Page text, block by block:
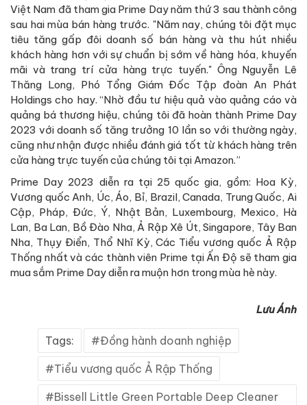
Việt Nam đã tham gia Prime Day năm thứ 3 sau thành công
sau hai mùa bán hàng trước. "Năm nay, chúng tôi đặt mục
tiêu tăng gấp đôi doanh số bán hàng và thu hút nhiều
khách hàng hơn với sự chuẩn bị sớm về hàng hóa, khuyến
mãi và trang trí cửa hàng trực tuyến." Ông Nguyễn Lê
Thăng Long, Phó Tổng Giám Đốc Tập đoàn An Phát
Holdings cho hay. “Nhờ đầu tư hiệu quả vào quảng cáo và
quảng bá thương hiệu, chúng tôi đã hoàn thành Prime Day
2023 với doanh số tăng trưởng 10 lần so với thường ngày,
cũng như nhận được nhiều đánh giá tốt từ khách hàng trên
cửa hàng trực tuyến của chúng tôi tại Amazon.”
Prime Day 2023 diễn ra tại 25 quốc gia, gồm: Hoa Kỳ,
Vương quốc Anh, Úc, Áo, Bỉ, Brazil, Canada, Trung Quốc, Ai
Cập, Pháp, Đức, Ý, Nhật Bản, Luxembourg, Mexico, Hà
Lan, Ba Lan, Bồ Đào Nha, Ả Rập Xê Út, Singapore, Tây Ban
Nha, Thụy Điển, Thổ Nhĩ Kỳ, Các Tiểu vương quốc Ả Rập
Thống nhất và các thành viên Prime tại Ấn Độ sẽ tham gia
mua sắm Prime Day diễn ra muộn hơn trong mùa hè này.
Lưu Ánh
Tags: Đồng hành doanh nghiệp
Tiểu vương quốc Ả Rập Thống
Bissell Little Green Portable Deep Cleaner